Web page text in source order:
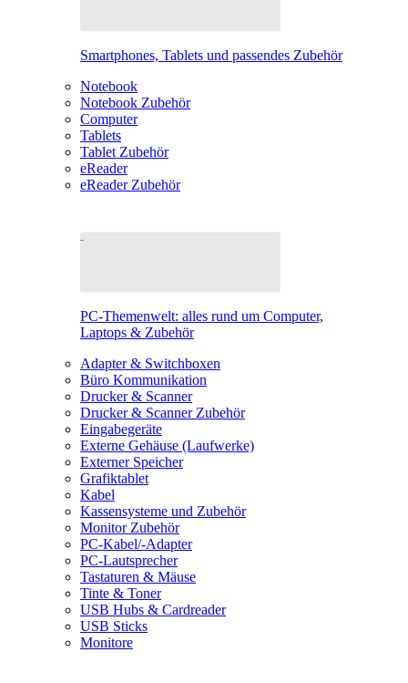
Smartphones, Tablets und passendes Zubehör
Notebook
Notebook Zubehör
Computer
Tablets
Tablet Zubehör
eReader
eReader Zubehör
PC-Themenwelt: alles rund um Computer,
Laptops & Zubehör
Adapter & Switchboxen
Büro Kommunikation
Drucker & Scanner
Drucker & Scanner Zubehör
Eingabegeräte
Externe Gehäuse (Laufwerke)
Externer Speicher
Grafiktablet
Kabel
Kassensysteme und Zubehör
Monitor Zubehör
PC-Kabel/-Adapter
PC-Lautsprecher
Tastaturen & Mäuse
Tinte & Toner
USB Hubs & Cardreader
USB Sticks
Monitore